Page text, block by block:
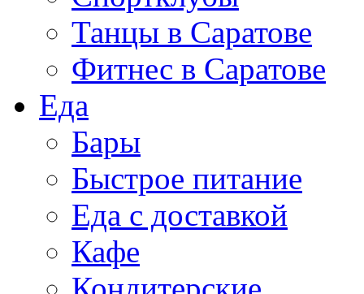
Танцы в Саратове
Фитнес в Саратове
Еда
Бары
Быстрое питание
Еда с доставкой
Кафе